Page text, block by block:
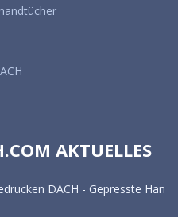
AKTUELLES
DACH - Gepresste Han